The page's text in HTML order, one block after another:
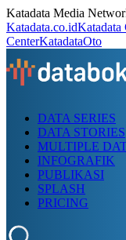
Katadata Media
Katadata.co.idKatadata
CenterKatadataOto
DATA SERIES
DATA STORIES
MULTIPLE
INFOGRAFIK
PUBLIKASI
SPLASH
PRICING